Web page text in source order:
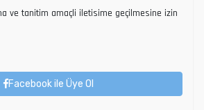
ve tanitim amaçli iletisime geçilmesine izin
Facebook ile Üye Ol